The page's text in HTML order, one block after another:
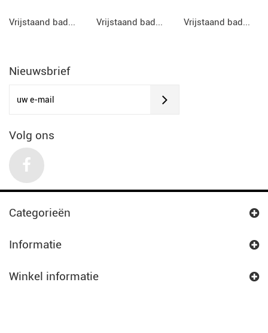
Vrijstaand bad... Vrijstaand bad... Vrijstaand bad...
Nieuwsbrief
Volg ons
Categorieën
Informatie
Winkel informatie